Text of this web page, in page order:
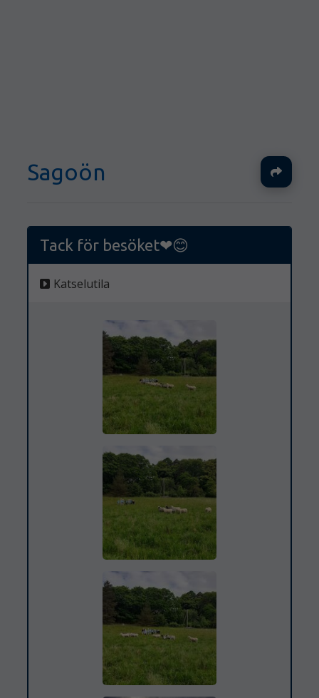
Sagoön
Tack för besöket❤️😊
Katselutila